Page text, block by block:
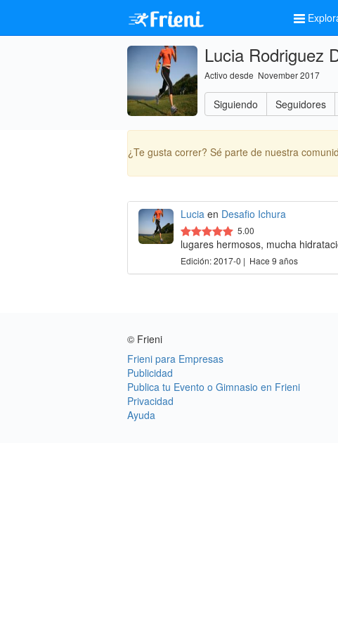
Lucia Rodriguez
Activo desde November 2017
Siguiendo Seguidores
¿Te gusta correr? Sé parte de nuestra
Lucia en Desafio Ichura
5.00
lugares hermosos, mucha
Edición: 2017-0 | Hace 9 años
© Frieni
Frieni para Empresas
Publicidad
Publica tu Evento o Gimnasio en Frieni
Privacidad
Ayuda